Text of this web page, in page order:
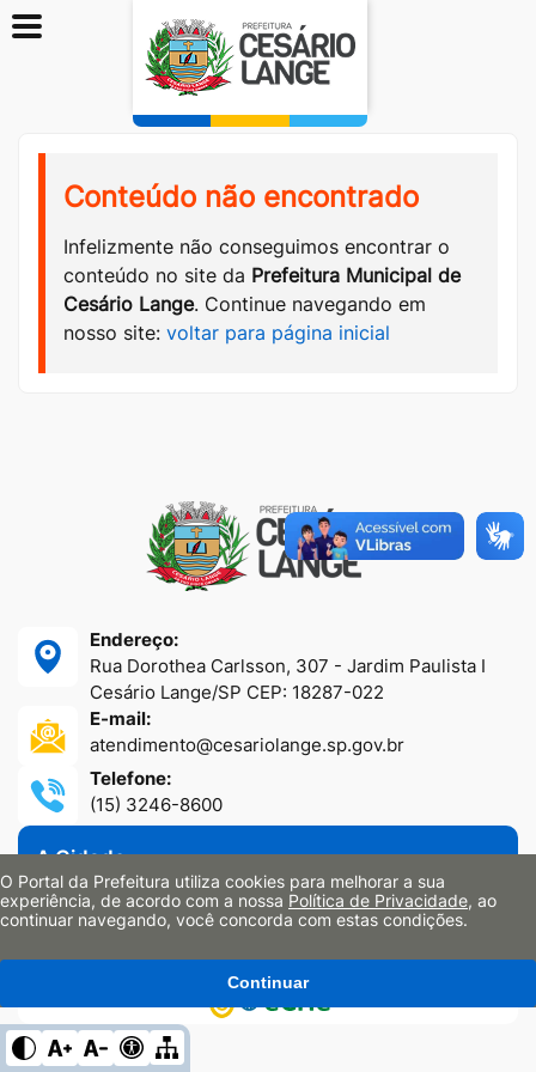
Conteúdo não encontrado
Infelizmente não conseguimos encontrar o
conteúdo no site da Prefeitura Municipal de
Cesário Lange. Continue navegando em
nosso site: voltar para página inicial
Endereço:
Rua Dorothea Carlsson, 307 - Jardim Paulista I
Cesário Lange/SP CEP: 18287-022
E-mail:
atendimento@cesariolange.sp.gov.br
Telefone:
(15) 3246-8600
A Cidade
Secretarias
Portal da Transparência
O Portal da Prefeitura utiliza cookies para melhorar a sua
experiência, de acordo com a nossa Política de Privacidade, ao
continuar navegando, você concorda com estas condições.
Continuar